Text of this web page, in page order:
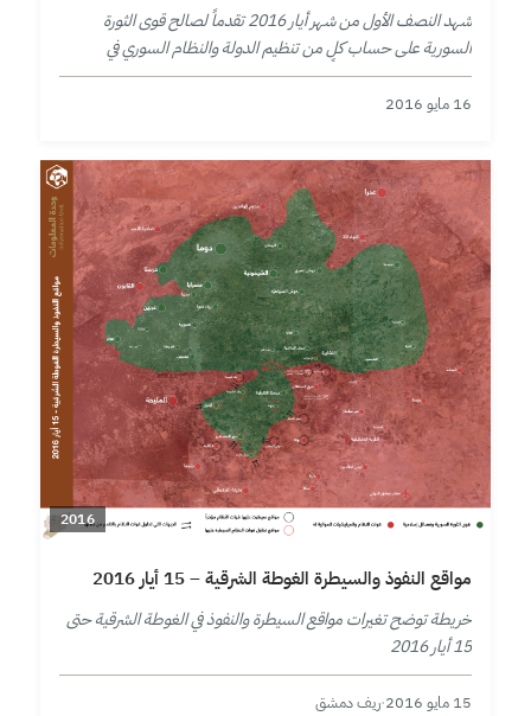
شهد النصف الأول من شهر أيار 2016 تقدماً لصالح قوى الثورة
السورية على حساب كلٍ من تنظيم الدولة والنظام السوري في
محافظتي حلب وريف دمشق.
16 مايو 2016
2016
مواقع النفوذ والسيطرة الغوطة الشرقية – 15 أيار 2016
خريطة توضح تغيرات مواقع السيطرة والنفوذ في الغوطة الشرقية حتى
15 أيار 2016
15 مايو 2016 ·ريف دمشق